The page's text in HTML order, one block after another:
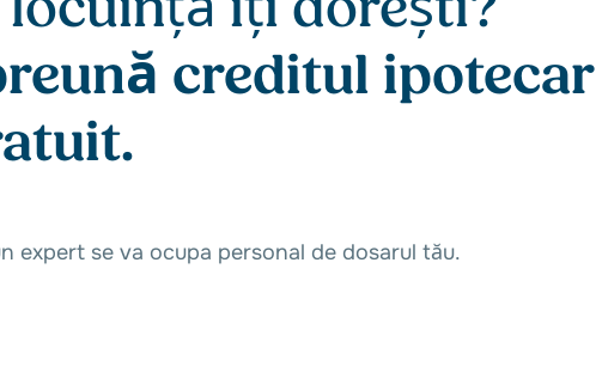
creditul ipotecar
expert se va ocupa personal de dosarul tău.